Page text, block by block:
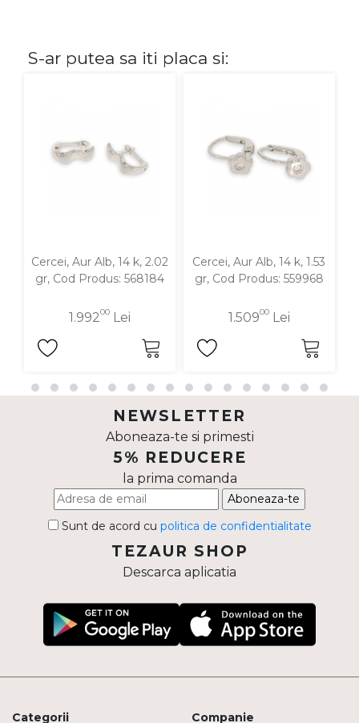
S-ar putea sa iti placa si:
Cercei, Aur Alb, 14 k, 2.02
gr, Cod Produs: 568184
1.99200Lei
Cercei, Aur Alb, 14 k, 1.53
gr, Cod Produs: 559968
1.50900Lei
NEWSLETTER
Aboneaza-te si primesti
5% REDUCERE
la prima comanda
Aboneaza-te
Sunt de acord cu politica de confidentialitate
TEZAUR SHOP
Descarca aplicatia
Categorii Companie